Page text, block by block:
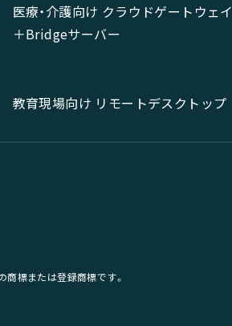
医療・介護向け クラウドゲートウェイ
＋Bridgeサーバー
教育現場向け リモートデスクトップ
商標または登録商標です。